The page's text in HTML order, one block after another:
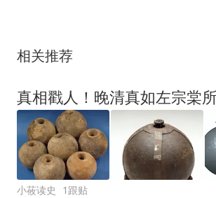
相关推荐
小莜读史 1跟贴